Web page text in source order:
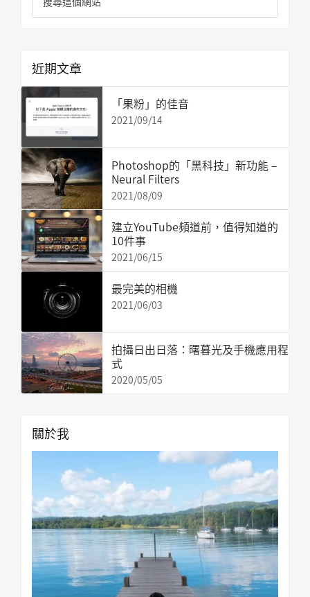
訊
網
站
近期文章
「果粉」的佳音
2021/09/14
Photoshop的「黑科技」新功能 –
Neural Filters
2021/08/09
建立YouTube頻道前，值得知道的
10件事
2021/06/15
最完美的相機
2021/06/03
拍攝日出日落：曙暮光及手機應用程
式
2020/05/05
關於我